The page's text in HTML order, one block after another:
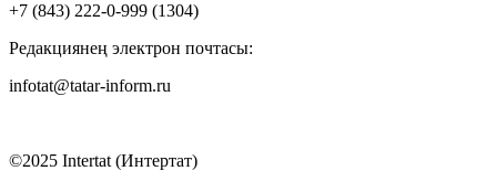
+7 (843) 222-0-999 (1304)
Редакциянең электрон почтасы:
infotat@tatar-inform.ru
©2025 Intertat (Интертат)